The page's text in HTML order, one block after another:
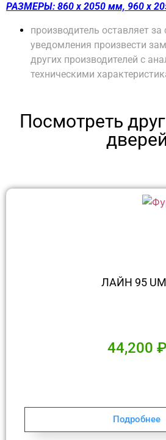
РАЗМЕРЫ: 860 х 2050 мм, 960 х
производитель оставляет за
уведомления произвести
других производителей с
техническими
Посмотреть
дверей
ЛАЙН 95
44,200 ₽
Подробнее